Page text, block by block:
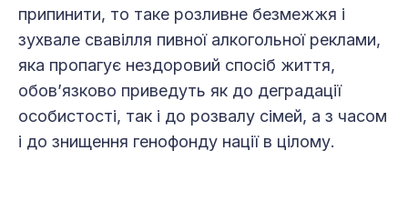
припинити, то таке розливне безмежжя і
зухвале свавілля пивної алкогольної реклами,
яка пропагує нездоровий спосіб життя,
обов’язково приведуть як до деградації
особистості, так і до розвалу сімей, а з часом
і до знищення генофонду нації в цілому.